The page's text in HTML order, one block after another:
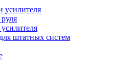
усилителя
штатных систем